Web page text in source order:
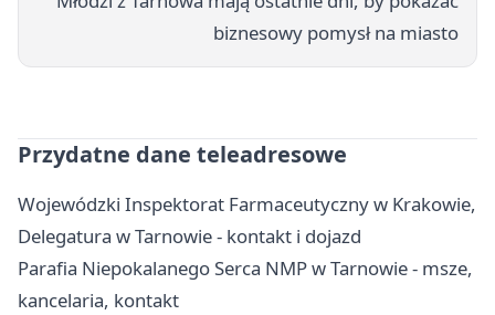
biznesowy pomysł na miasto
Przydatne dane teleadresowe
Wojewódzki Inspektorat Farmaceutyczny w Krakowie,
Delegatura w Tarnowie - kontakt i dojazd
Parafia Niepokalanego Serca NMP w Tarnowie - msze,
kancelaria, kontakt